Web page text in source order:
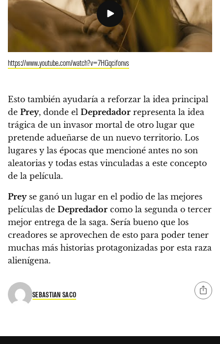
https://www.youtube.com/watch?v=7HGqcifonvs
Esto también ayudaría a reforzar la idea principal
de Prey, donde el Depredador representa la idea
trágica de un invasor mortal de otro lugar que
pretende adueñarse de un nuevo territorio. Los
lugares y las épocas que mencioné antes no son
aleatorias y todas estas vinculadas a este concepto
de la película.
Preyse ganó un lugar en el podio de las mejores
películas de Depredador como la segunda o tercer
mejor entrega de la saga. Sería bueno que los
creadores se aprovechen de esto para poder tener
muchas más historias protagonizadas por esta raza
alienígena.
SEBASTIAN SACO